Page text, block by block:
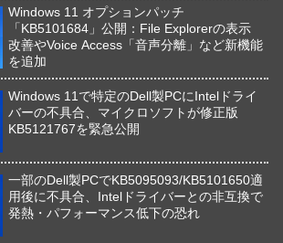
Windows 11 オプションパッチ
「KB5101684」公開：File Explorerの表示
改善やVoice Access「音声分離」など新機能
を追加
Windows 11で特定のDell製PCにIntelドライ
バーの不具合、マイクロソフトが修正版
KB5121767を緊急公開
一部のDell製PCでKB5095093/KB5101650適
用後に不具合、Intelドライバーとの非互換で
発熱・パフォーマンス低下の恐れ